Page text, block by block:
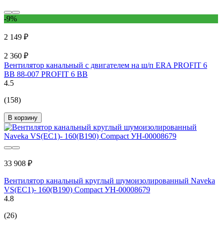
-9%
2 149 ₽
2 360 ₽
Вентилятор канальный с двигателем на ш/п ERA PROFIT 6
ВВ 88-007 PROFIT 6 BB
4.5
(158)
В корзину
33 908 ₽
Вентилятор канальный круглый шумоизолированный Naveka
VS(EC1)- 160(B190) Compact УН-00008679
4.8
(26)